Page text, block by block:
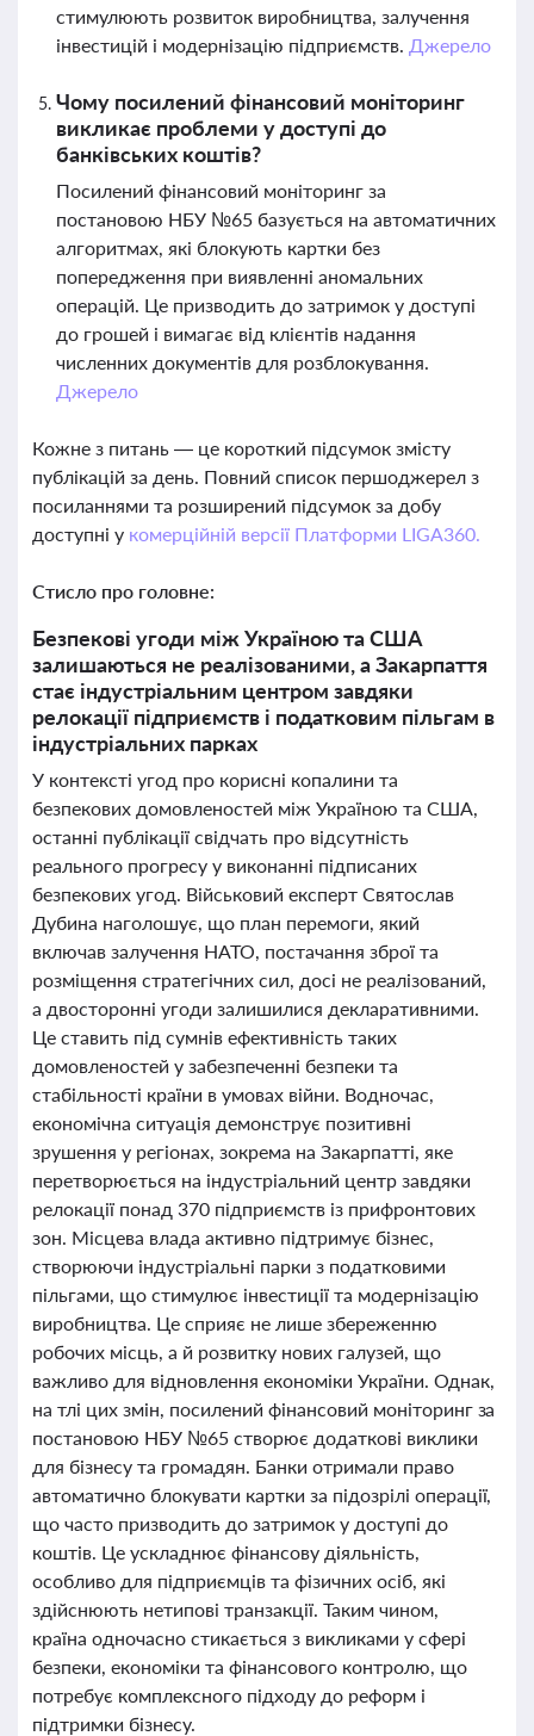
стимулюють розвиток виробництва, залучення
інвестицій і модернізацію підприємств. Джерело
Чому посилений фінансовий моніторинг
викликає проблеми у доступі до
банківських коштів?
Посилений фінансовий моніторинг за
постановою НБУ №65 базується на автоматичних
алгоритмах, які блокують картки без
попередження при виявленні аномальних
операцій. Це призводить до затримок у доступі
до грошей і вимагає від клієнтів надання
численних документів для розблокування.
Джерело
Кожне з питань — це короткий підсумок змісту
публікацій за день. Повний список першоджерел з
посиланнями та розширений підсумок за добу
доступні у комерційній версії Платформи LIGA360.
Стисло про головне:
Безпекові угоди між Україною та США
залишаються не реалізованими, а Закарпаття
стає індустріальним центром завдяки
релокації підприємств і податковим пільгам в
індустріальних парках
У контексті угод про корисні копалини та
безпекових домовленостей між Україною та США,
останні публікації свідчать про відсутність
реального прогресу у виконанні підписаних
безпекових угод. Військовий експерт Святослав
Дубина наголошує, що план перемоги, який
включав залучення НАТО, постачання зброї та
розміщення стратегічних сил, досі не реалізований,
а двосторонні угоди залишилися декларативними.
Це ставить під сумнів ефективність таких
домовленостей у забезпеченні безпеки та
стабільності країни в умовах війни. Водночас,
економічна ситуація демонструє позитивні
зрушення у регіонах, зокрема на Закарпатті, яке
перетворюється на індустріальний центр завдяки
релокації понад 370 підприємств із прифронтових
зон. Місцева влада активно підтримує бізнес,
створюючи індустріальні парки з податковими
пільгами, що стимулює інвестиції та модернізацію
виробництва. Це сприяє не лише збереженню
робочих місць, а й розвитку нових галузей, що
важливо для відновлення економіки України. Однак,
на тлі цих змін, посилений фінансовий моніторинг за
постановою НБУ №65 створює додаткові виклики
для бізнесу та громадян. Банки отримали право
автоматично блокувати картки за підозрілі операції,
що часто призводить до затримок у доступі до
коштів. Це ускладнює фінансову діяльність,
особливо для підприємців та фізичних осіб, які
здійснюють нетипові транзакції. Таким чином,
країна одночасно стикається з викликами у сфері
безпеки, економіки та фінансового контролю, що
потребує комплексного підходу до реформ і
підтримки бізнесу.